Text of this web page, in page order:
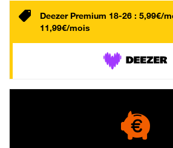
Deezer Premium 18-26 : 5,99€/
11,99€/mois